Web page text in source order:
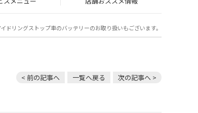
イドリングストップ車のバッテリーのお取り扱いもございます。
< 前の記事へ 一覧へ戻る 次の記事へ >